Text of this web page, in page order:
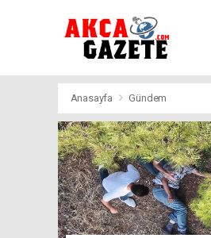
Anasayfa Gündem